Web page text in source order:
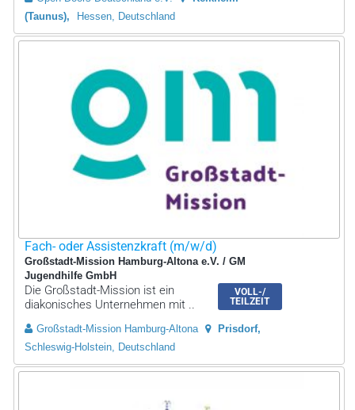
(Taunus)
Hessen, Deutschland
Fach- oder Assistenzkraft (m/w/d)
Großstadt-Mission Hamburg-Altona e.V. / GM
Jugendhilfe GmbH
VOLL-/
TEILZEIT
Die Großstadt-Mission ist ein
diakonisches Unternehmen mit ..
Großstadt-Mission Hamburg-Altona
Prisdorf
Schleswig-Holstein, Deutschland